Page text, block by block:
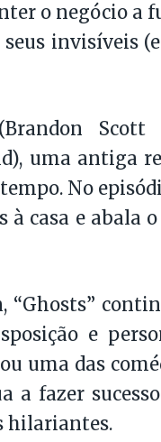
o negócio a
invisíveis
Scott
uma antiga
No
à casa e abala
“Ghosts”
e
uma das
a fazer
hilariantes.